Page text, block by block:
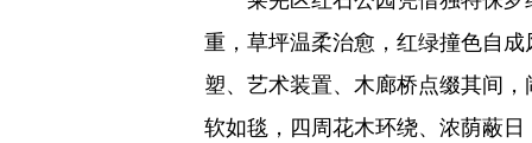
重，草坪温柔治愈，红绿撞色自
塑、艺术装置、木廊桥点缀其间
软如毯，四周花木环绕、浓荫蔽